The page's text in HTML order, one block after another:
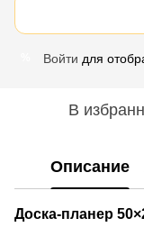
Войти для
В
Описание
Доска-планер